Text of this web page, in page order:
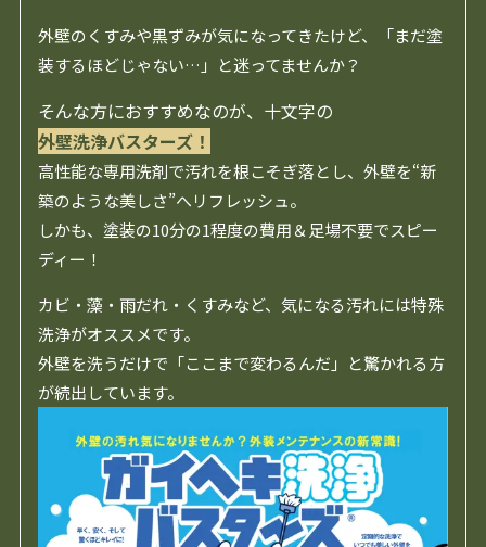
外壁のくすみや黒ずみが気になってきたけど、「まだ塗
装するほどじゃない…」と迷ってませんか？
そんな方におすすめなのが、十文字の
外壁洗浄バスターズ！
高性能な専用洗剤で汚れを根こそぎ落とし、外壁を“新
築のような美しさ”へリフレッシュ。
しかも、塗装の10分の1程度の費用＆足場不要でスピー
ディー！
カビ・藻・雨だれ・くすみなど、気になる汚れには特殊
洗浄がオススメです。
外壁を洗うだけで「ここまで変わるんだ」と驚かれる方
が続出しています。